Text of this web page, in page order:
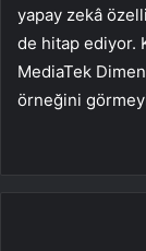
yapay zekâ
de hitap ediyor.
MediaTek
örneğini